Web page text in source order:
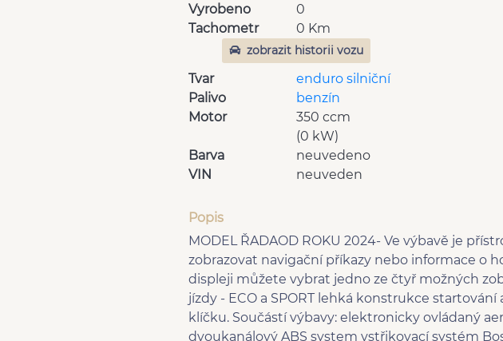
Vyrobeno
0
Tachometr
0 Km
zobrazit historii vozu
Tvar
enduro silniční
Palivo
benzín
Motor
350 ccm
(0 kW)
Barva
neuvedeno
VIN
neuveden
Popis
MODEL ŘADAOD ROKU 2024- Ve výbavě je
zobrazovat navigační příkazy nebo informace o
displeji můžete vybrat jedno ze čtyř možných
jízdy - ECO a SPORT lehká konstrukce
klíčku. Součástí výbavy: elektronicky ovládaný
dvoukanálový ABS system vstřikovací systém